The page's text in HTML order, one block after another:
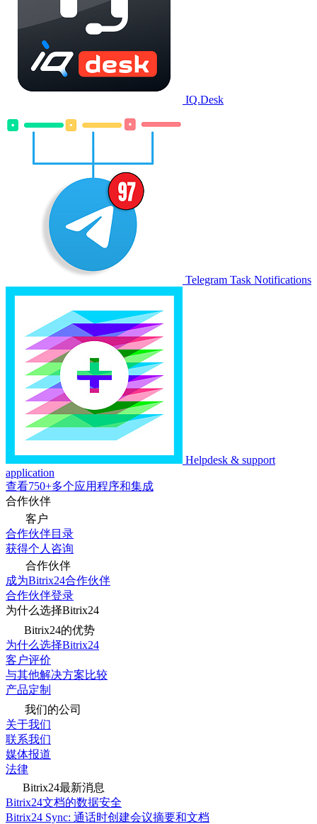
IQ.Desk
Telegram Task Notifications
Helpdesk & support
application
查看750+多个应用程序和集成
合作伙伴
客户
合作伙伴目录
获得个人咨询
合作伙伴
成为Bitrix24合作伙伴
合作伙伴登录
为什么选择Bitrix24
Bitrix24的优势
为什么选择Bitrix24
客户评价
与其他解决方案比较
产品定制
我们的公司
关于我们
联系我们
媒体报道
法律
Bitrix24最新消息
Bitrix24文档的数据安全
Bitrix24 Sync: 通话时创建会议摘要和文档